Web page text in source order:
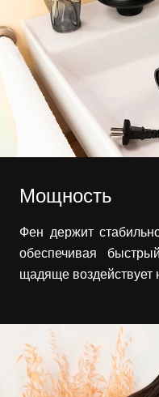
Мощность
Фен держит
обеспечивая
щадяще воздействует